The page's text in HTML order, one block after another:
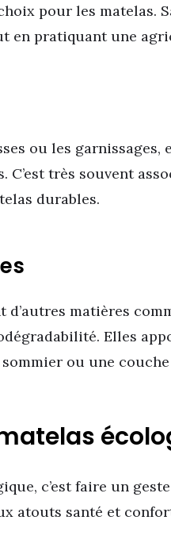
pour les matelas.
en pratiquant une
ou les garnissages,
C’est très souvent
durables.
d’autres matières
Elles
ou une
c’est faire un
atouts santé et